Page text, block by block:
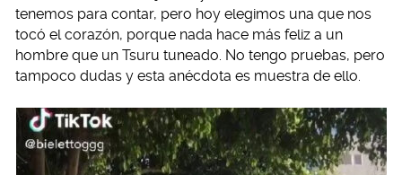
tenemos para contar, pero hoy elegimos una que nos
tocó el corazón, porque nada hace más feliz a un
hombre que un Tsuru tuneado. No tengo pruebas, pero
tampoco dudas y esta anécdota es muestra de ello.